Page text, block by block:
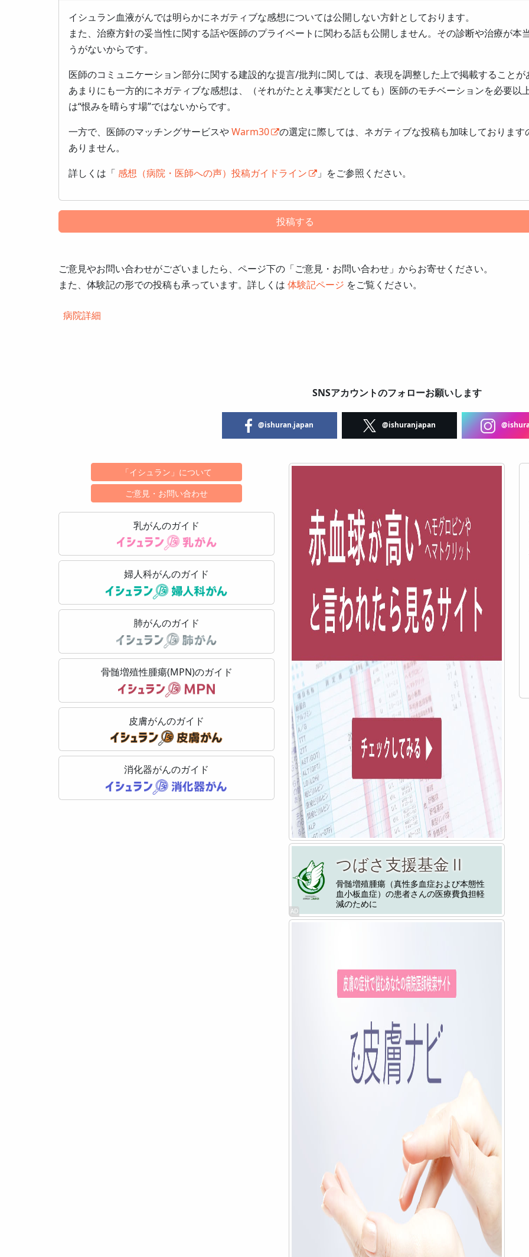
イシュラン血液がんでは明らかにネガティブな感想については公開しない方針としております。
また、治療方針の妥当性に関する話や医師のプライベートに関わる話も公開しません。その診断や治療が本
うがないからです。
医師のコミュニケーション部分に関する建設的な提言/批判に関しては、表現を調整した上で掲載することが
あまりにも一方的にネガティブな感想は、（それがたとえ事実だとしても）医師のモチベーションを必要以
は“恨みを晴らす場”ではないからです。
一方で、医師のマッチングサービスやWarm30
の選定に際しては、ネガティブな投稿も加味しておりま
ありません。
詳しくは「 感想（病院・医師への声）投稿ガイドライン 」をご参照ください。
ご意見やお問い合わせがございましたら、ページ下の「ご意見・お問い合わせ」からお寄せください。
また、体験記の形での投稿も承っています。詳しくは 体験記ページ をご覧ください。
病院詳細
SNSアカウントのフォローお願いします
@ishuran.japan @ishuranjapan
「イシュラン」について
ご意見・お問い合わせ
乳がんのガイド
婦人科がんのガイド
肺がんのガイド
骨髄増殖性腫瘍(MPN)のガイド
皮膚がんのガイド
消化器がんのガイド
つばさ支援基金Ⅱ
骨髄増殖腫瘍（真性多血症および本態性
血小板血症）の患者さんの医療費負担軽
減のために